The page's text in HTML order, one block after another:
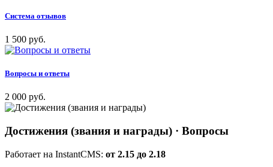
Система отзывов
1 500 руб.
Вопросы и ответы
2 000 руб.
Достижения (звания и награды) · Вопросы
Работает на InstantCMS: от 2.15 до 2.18